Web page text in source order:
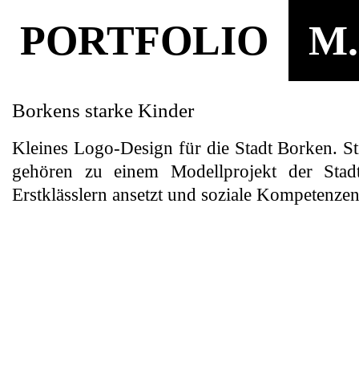
PORTFOLIO
Borkens starke Kinder
Kleines Logo-Design für die Stadt Borken.
gehören zu einem Modellprojekt der
Erstklässlern ansetzt und soziale